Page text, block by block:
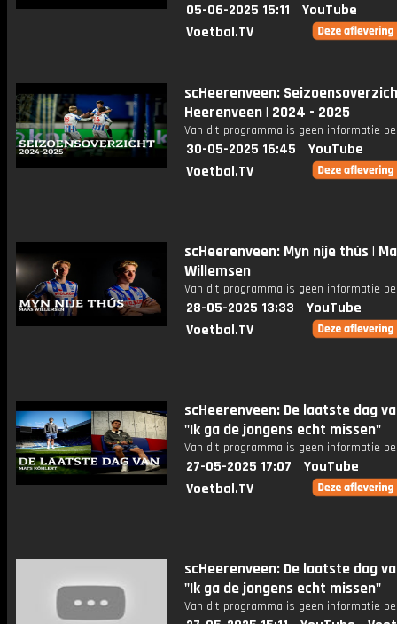
05-06-2025 15:11
YouTube
Voetbal.TV
scHeerenveen:
Heerenveen | 2024 - 2025
Van dit programma is geen informatie
30-05-2025 16:45
YouTube
Voetbal.TV
scHeerenveen: Myn nije thús |
Willemsen
Van dit programma is geen informatie
28-05-2025 13:33
YouTube
Voetbal.TV
scHeerenveen: De laatste dag
"Ik ga de jongens echt missen"
Van dit programma is geen informatie
27-05-2025 17:07
YouTube
Voetbal.TV
scHeerenveen: De laatste dag
"Ik ga de jongens echt missen"
Van dit programma is geen informatie